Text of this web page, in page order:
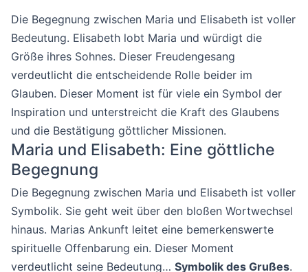
Die Begegnung zwischen Maria und Elisabeth ist voller
Bedeutung. Elisabeth lobt Maria und würdigt die
Größe ihres Sohnes. Dieser Freudengesang
verdeutlicht die entscheidende Rolle beider im
Glauben. Dieser Moment ist für viele ein Symbol der
Inspiration und unterstreicht die Kraft des Glaubens
und die Bestätigung göttlicher Missionen.
Maria und Elisabeth: Eine göttliche
Begegnung
Die Begegnung zwischen Maria und Elisabeth ist voller
Symbolik. Sie geht weit über den bloßen Wortwechsel
hinaus. Marias Ankunft leitet eine bemerkenswerte
spirituelle Offenbarung ein. Dieser Moment
verdeutlicht seine Bedeutung… Symbolik des Grußes.